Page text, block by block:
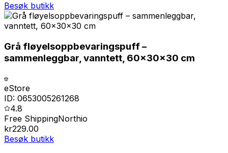
Besøk butikk
Grå fløyelsoppbevaringspuff –
sammenleggbar, vanntett, 60x30x30 cm
eStore
ID: 0653005261268
4.8
Free ShippingNorthio
kr229.00
Besøk butikk